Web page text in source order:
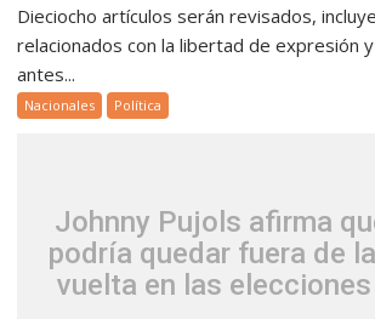
Dieciocho artículos serán revisados,
relacionados con la libertad de expresión
antes...
Nacionales Política
Johnny Pujols afirma
podría quedar fuera de
vuelta en las